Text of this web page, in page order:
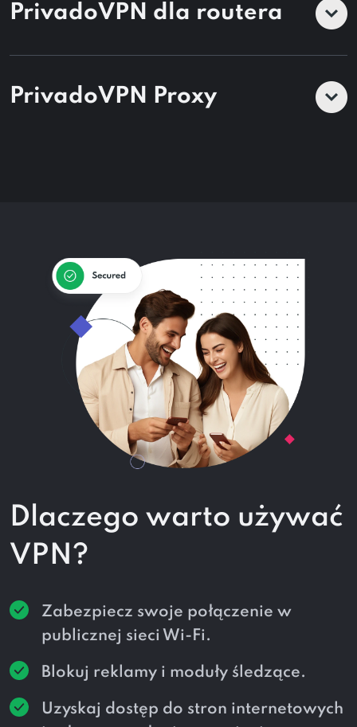
PrivadoVPN dla routera
PrivadoVPN Proxy
Dlaczego warto używać
VPN?
Zabezpiecz swoje połączenie w
publicznej sieci Wi-Fi.
Blokuj reklamy i moduły śledzące.
Uzyskaj dostęp do stron internetowych